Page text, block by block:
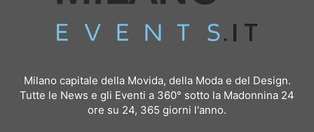
Milano capitale della Movida, della Moda e del Design.
Tutte le News e gli Eventi a 360° sotto la Madonnina 24
ore su 24, 365 giorni l'anno.